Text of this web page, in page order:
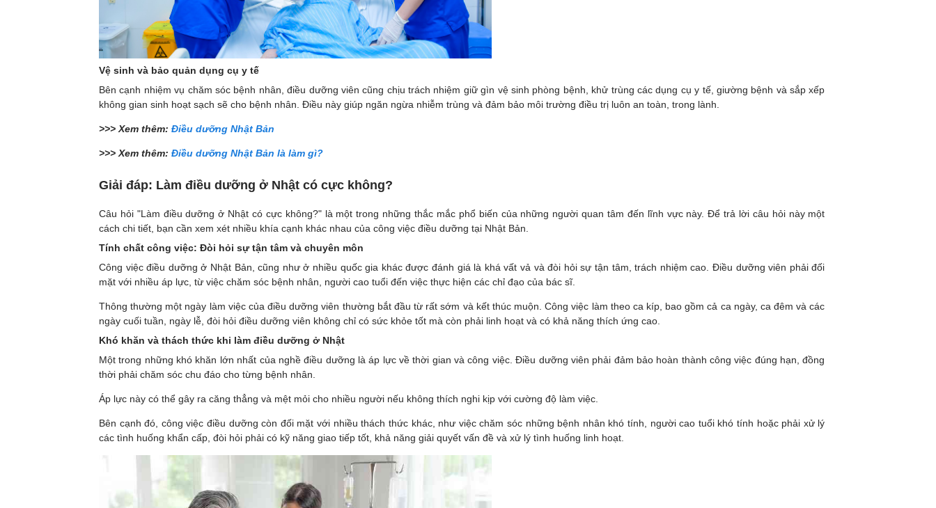
Vệ sinh và bảo quản dụng cụ y tế
Bên cạnh nhiệm vụ chăm sóc bệnh nhân, điều dưỡng viên cũng chịu trách nhiệm giữ gìn vệ sinh phòng bệnh, khử trùng các dụng cụ y tế, giường bệnh và sắp xếp
không gian sinh hoạt sạch sẽ cho bệnh nhân. Điều này giúp ngăn ngừa nhiễm trùng và đảm bảo môi trường điều trị luôn an toàn, trong lành.
>>> Xem thêm: Điều dưỡng Nhật Bản
>>> Xem thêm: Điều dưỡng Nhật Bản là làm gì?
Giải đáp: Làm điều dưỡng ở Nhật có cực không?
Câu hỏi "Làm điều dưỡng ở Nhật có cực không?" là một trong những thắc mắc phổ biến của những người quan tâm đến lĩnh vực này. Để trả lời câu hỏi này một
cách chi tiết, bạn cần xem xét nhiều khía cạnh khác nhau của công việc điều dưỡng tại Nhật Bản.
Tính chất công việc: Đòi hỏi sự tận tâm và chuyên môn
Công việc điều dưỡng ở Nhật Bản, cũng như ở nhiều quốc gia khác được đánh giá là khá vất vả và đòi hỏi sự tận tâm, trách nhiệm cao. Điều dưỡng viên phải đối
mặt với nhiều áp lực, từ việc chăm sóc bệnh nhân, người cao tuổi đến việc thực hiện các chỉ đạo của bác sĩ.
Thông thường một ngày làm việc của điều dưỡng viên thường bắt đầu từ rất sớm và kết thúc muộn. Công việc làm theo ca kíp, bao gồm cả ca ngày, ca đêm và các
ngày cuối tuần, ngày lễ, đòi hỏi điều dưỡng viên không chỉ có sức khỏe tốt mà còn phải linh hoạt và có khả năng thích ứng cao.
Khó khăn và thách thức khi làm điều dưỡng ở Nhật
Một trong những khó khăn lớn nhất của nghề điều dưỡng là áp lực về thời gian và công việc. Điều dưỡng viên phải đảm bảo hoàn thành công việc đúng hạn, đồng
thời phải chăm sóc chu đáo cho từng bệnh nhân.
Áp lực này có thể gây ra căng thẳng và mệt mỏi cho nhiều người nếu không thích nghi kịp với cường độ làm việc.
Bên cạnh đó, công việc điều dưỡng còn đối mặt với nhiều thách thức khác, như việc chăm sóc những bệnh nhân khó tính, người cao tuổi khó tính hoặc phải xử lý
các tình huống khẩn cấp, đòi hỏi phải có kỹ năng giao tiếp tốt, khả năng giải quyết vấn đề và xử lý tình huống linh hoạt.